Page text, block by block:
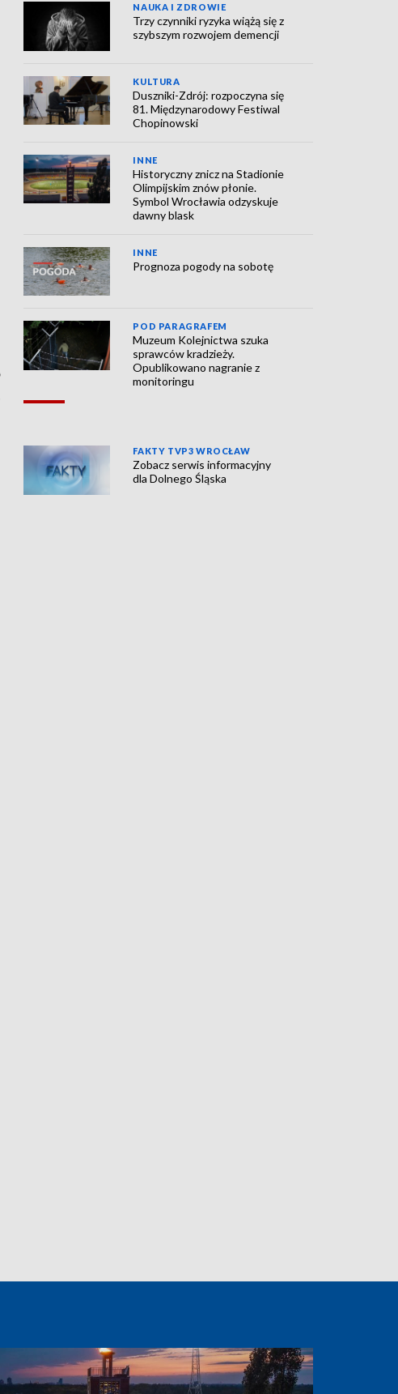
NAUKA I ZDROWIE
Trzy czynniki ryzyka wiążą się z
szybszym rozwojem demencji
KULTURA
Duszniki-Zdrój: rozpoczyna się
81. Międzynarodowy Festiwal
Chopinowski
INNE
Historyczny znicz na Stadionie
Olimpijskim znów płonie.
Symbol Wrocławia odzyskuje
dawny blask
INNE
Prognoza pogody na sobotę
POD PARAGRAFEM
Muzeum Kolejnictwa szuka
sprawców kradzieży.
Opublikowano nagranie z
monitoringu
FAKTY TVP3 WROCŁAW
Zobacz serwis informacyjny
dla Dolnego Śląska